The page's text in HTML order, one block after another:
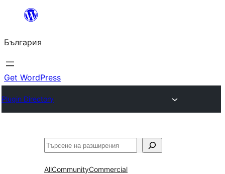
България
Get WordPress
Plugin Directory
Търсене
AllCommunityCommercial